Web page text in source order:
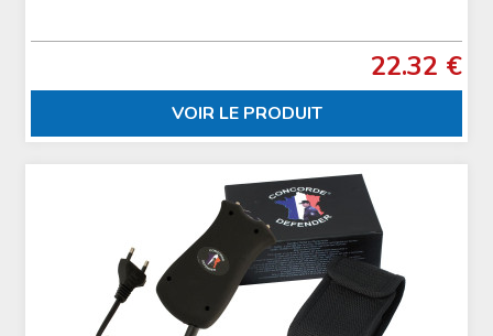
22.32 €
VOIR LE PRODUIT